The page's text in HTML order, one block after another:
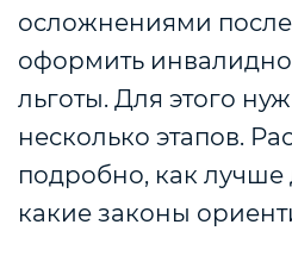
осложнениями после
оформить
льготы. Для этого
несколько этапов.
подробно, как лучше
какие законы